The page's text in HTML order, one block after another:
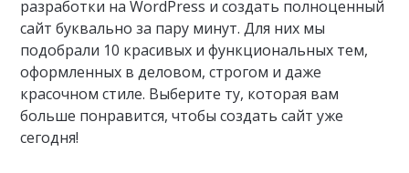
разработки на WordPress и создать полноценный
сайт буквально за пару минут. Для них мы
подобрали 10 красивых и функциональных тем,
оформленных в деловом, строгом и даже
красочном стиле. Выберите ту, которая вам
больше понравится, чтобы создать сайт уже
сегодня!